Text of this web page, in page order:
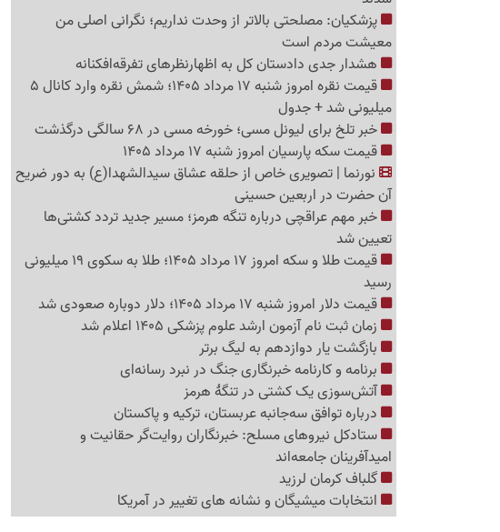
پزشکیان: مصلحتی بالاتر از وحدت نداریم؛ نگرانی اصلی من
معیشت مردم است
هشدار جدی دادستان کل به اظهارنظرهای تفرقه‌افکنانه
قیمت نقره امروز شنبه 17 مرداد 1405؛ شمش نقره وارد کانال 5
میلیونی شد + جدول
خبر تلخ برای لیونل مسی؛ خورخه مسی در 68 سالگی درگذشت
قیمت سکه پارسیان امروز شنبه 17 مرداد 1405
نورنما | تصویری خاص از حلقه عشاق سیدالشهدا(ع) به دور ضریح
آن حضرت در اربعین حسینی
خبر مهم عراقچی درباره تنگه هرمز؛ مسیر جدید تردد کشتی‌ها
تعیین شد
قیمت طلا و سکه امروز 17 مرداد 1405؛ طلا به سکوی 19 میلیونی
رسید
قیمت دلار امروز شنبه 17 مرداد 1405؛ دلار دوباره صعودی شد
زمان ثبت نام آزمون ارشد علوم پزشکی 1405 اعلام شد
بازگشت یار دوازدهم به لیگ برتر
برنامه و کارنامه خبرنگاری جنگ در نبرد رسانه‌ای
آتش‌سوزی یک کشتی در تنگهٔ هرمز
درباره توافق سه‌جانبه عربستان، ترکیه و پاکستان
ستادکل نیروهای مسلح: خبرنگاران روایت‌گر حقانیت و
امیدآفرینان جامعه‌اند
گلباف کرمان لرزید
انتخابات میشیگان و نشانه های تغییر در آمریکا